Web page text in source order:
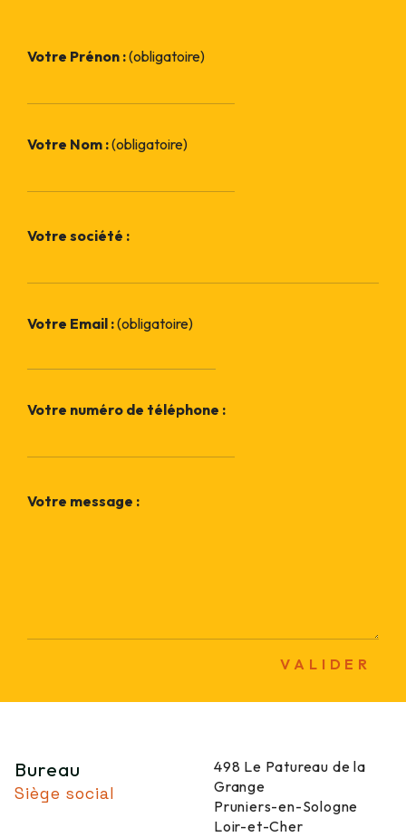
Votre Prénon :(obligatoire)
Votre Nom :(obligatoire)
Votre société :
Votre Email :(obligatoire)
Votre numéro de téléphone :
Votre message :
VALIDER
Bureau
Siège social
498 Le Patureau de la
Grange
Pruniers-en-Sologne
Loir-et-Cher